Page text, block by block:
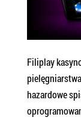
Filiplay
hazardowe